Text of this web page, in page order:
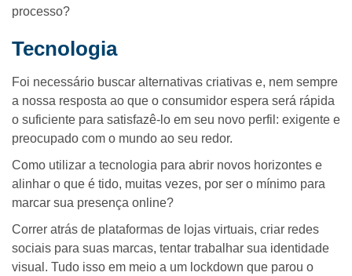
processo?
Tecnologia
Foi necessário buscar alternativas criativas e, nem sempre
a nossa resposta ao que o consumidor espera será rápida
o suficiente para satisfazê-lo em seu novo perfil: exigente e
preocupado com o mundo ao seu redor.
Como utilizar a tecnologia para abrir novos horizontes e
alinhar o que é tido, muitas vezes, por ser o mínimo para
marcar sua presença online?
Correr atrás de plataformas de lojas virtuais, criar redes
sociais para suas marcas, tentar trabalhar sua identidade
visual. Tudo isso em meio a um lockdown que parou o